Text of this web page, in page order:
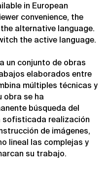
in European
convenience, the
alternative language.
the active language.
un conjunto de obras
elaborados entre
múltiples técnicas y
obra se ha
búsqueda del
sofisticada realización
de imágenes,
lineal las complejas y
su trabajo.